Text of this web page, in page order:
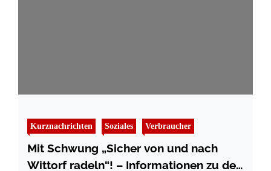
Kurznachrichten Soziales Verbraucher
Mit Schwung „Sicher von und nach
Wittorf radeln“! – Informationen zu den